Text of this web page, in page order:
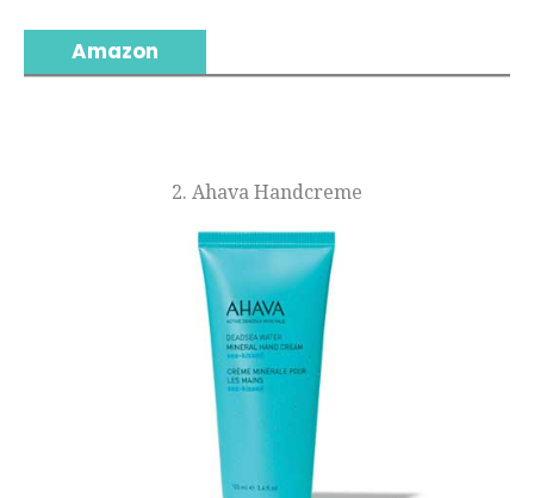
Amazon
2. Ahava Handcreme